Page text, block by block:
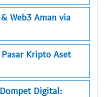
Web3 Aman via
Kripto Aset
Digital: